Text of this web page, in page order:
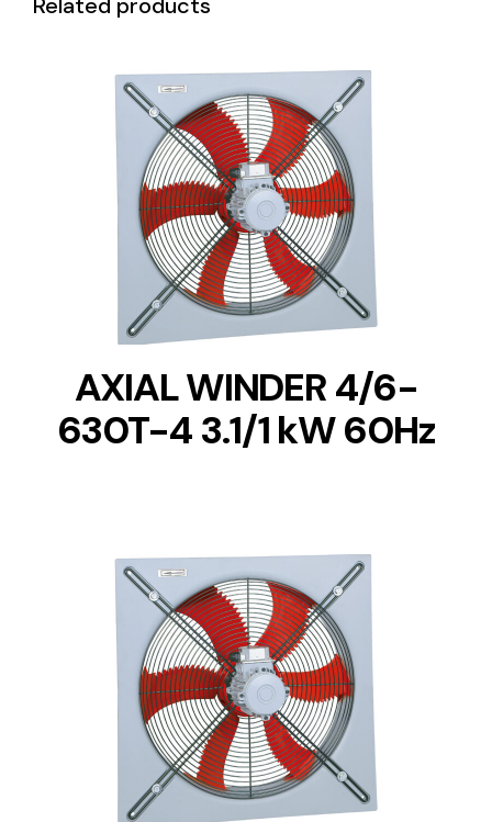
DETAILS
AXIAL WINDER 4/6-
630T-4 3.1/1 kW 60Hz
DETAILS